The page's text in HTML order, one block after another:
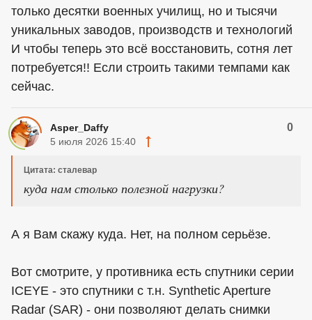
только десятки военных училищ, но и тысячи
уникальных заводов, производств и технологий
И чтобы теперь это всё восстановить, сотня лет
потребуется!! Если строить такими темпами как
сейчас.
Asper_Daffy 0
5 июля 2026 15:40
Цитата: сталевар
куда нам столько полезной нагрузки?
А я Вам скажу куда. Нет, на полном серьёзе.
Вот смотрите, у противника есть спутники серии
ICEYE - это спутники с т.н. Synthetic Aperture
Radar (SAR) - они позволяют делать снимки